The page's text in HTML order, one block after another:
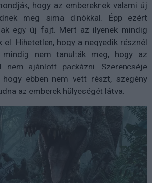
hogy az embereknek valami új
meg sima dínókkal. Épp ezért
egy új fajt. Mert az ilyenek mindig
el. Hihetetlen, hogy a negyedik résznél
mindig nem tanulták meg, hogy az
nem ajánlott packázni. Szerencséje
hogy ebben nem vett részt, szegény
az emberek hülyeségét látva.